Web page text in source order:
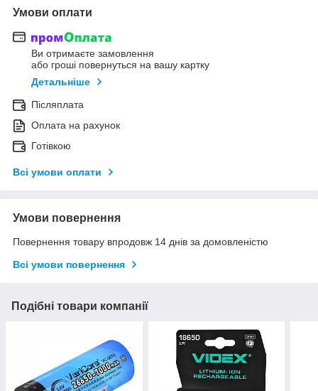
Умови оплати
Ви отримаєте замовлення
або гроші повернуться на вашу картку
Детальніше
Післяплата
Оплата на рахунок
Готівкою
Всі умови оплати
Умови повернення
Повернення товару впродовж 14 днів за домовленістю
Всі умови повернення
Подібні товари компанії